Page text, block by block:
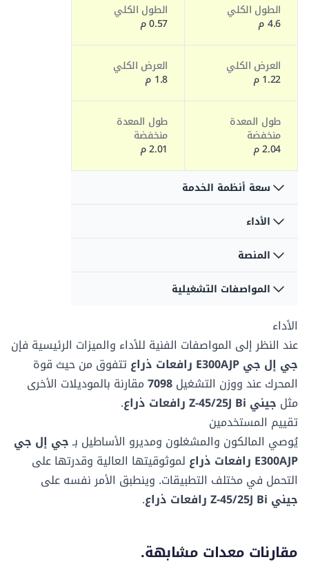
الطول الكلي
4.6 م
الطول الكلي
0.57 م
العرض الكلي
1.22 م
العرض الكلي
1.8 م
طول المعدة
منخفضة
2.04 م
طول المعدة
منخفضة
2.01 م
سعة أنظمة الخدمة
سعة سائل
11.73 لتر
سعة الوقود
الأداء
مدى حركة الذراع
144 °
سعة المنصة - غير
مقيد
226.8 كغ
مقيد
227.02 كغ
سرعة القيادة -
المنصة منخفضة
4.83 ك/سا
سرعة القيادة -
المنصة منخفضة
المنصة
بعد المنصة أ
بعد المنصة ب
1.22 م
بعد المنصة ب
183.13 سم
المواصفات التشغيلية
التأرجح
350 °
-
نوع الاطارات
غير مميز
نوع الاطارات
مملوءة بالرغوة
الأداء
عند النظر إلى المواصفات الفنية للأداء والميزات الرئيسية فإن
جي إل جي E300AJP رافعات ذراع
تتفوق من حيث قوة
المحرك عندووزن التشغيل7098مقارنة بالموديلات الأخرى
مثل جيني Z-45/25J Bi رافعات ذراع
.
تقييم المستخدمين
يُوصي المالكون والمشغلون ومديرو الأساطيل بـجي إل جي
E300AJP رافعات ذراع
لموثوقيتها العالية وقدرتها على
التحمل في مختلف التطبيقات. وينطبق الأمر نفسه على
جيني Z-45/25J Bi رافعات ذراع
.
مقارنات معدات مشابهة.